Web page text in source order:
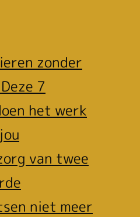
zonder
7
het werk
van twee
niet meer